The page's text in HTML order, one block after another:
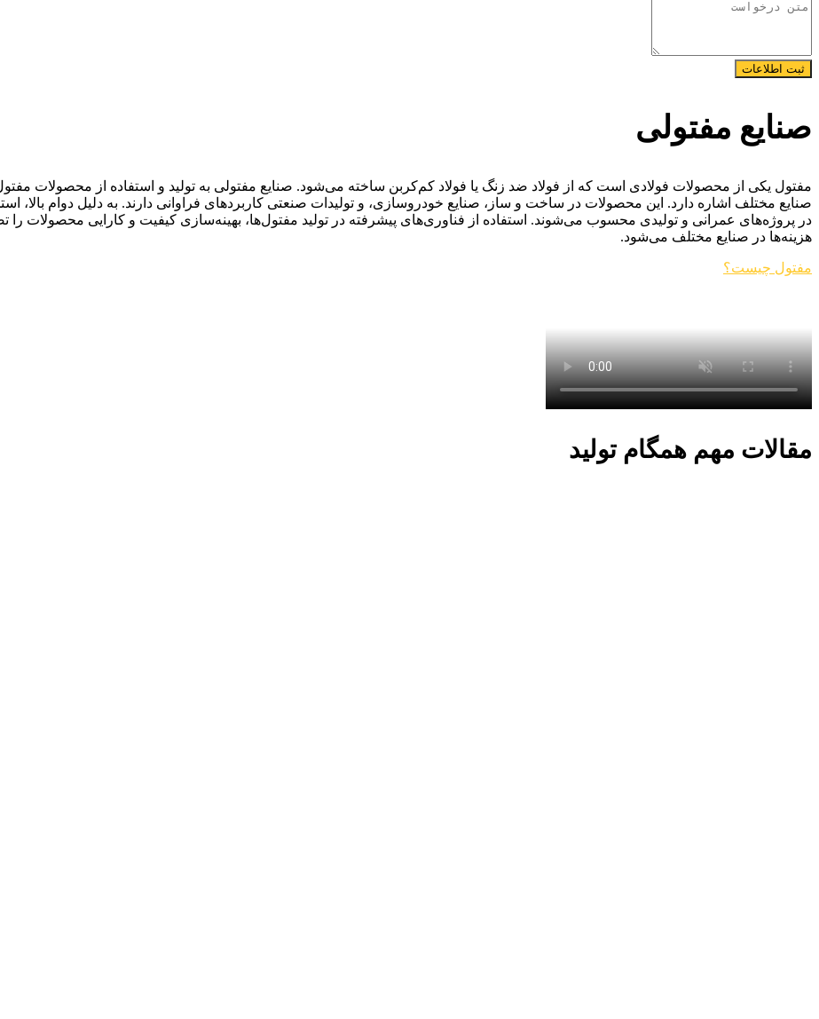
ثبت اطلاعات
صنایع مفتولی
مفتول یکی از محصولات فولادی است که از فولاد ضد زنگ یا فولاد کم‌کربن ساخته می‌شود. صنایع مفتولی به تولید و استفاده از محصولات
صنایع مختلف اشاره دارد. این محصولات در ساخت و ساز، صنایع خودروسازی، و تولیدات صنعتی کاربردهای فراوانی دارند. به دلیل دوام بالا،
در پروژه‌های عمرانی و تولیدی محسوب می‌شوند. استفاده از فناوری‌های پیشرفته در تولید مفتول‌ها، بهینه‌سازی کیفیت و کارایی
هزینه‌ها در صنایع مختلف می‌شود.
مفتول چیست؟
مقالات مهم همگام تولید